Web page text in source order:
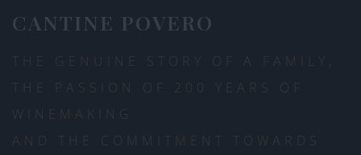
CANTINE POVERO
THE GENUINE STORY OF A FAMILY,
THE PASSION OF 200 YEARS OF
WINEMAKING
AND THE COMMITMENT TOWARDS